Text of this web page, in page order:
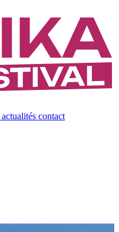
actualités contact